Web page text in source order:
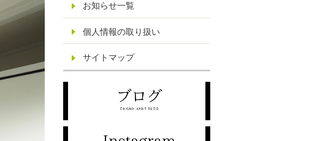
お知らせ一覧
個人情報の取り扱い
サイトマップ